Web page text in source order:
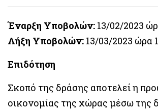
Έναρξη Υποβολών: 13/02/2023
Λήξη Υποβολών: 13/03/2023 ώρα
Επιδότηση
Σκοπό της δράσης αποτελεί η
οικονομίας της χώρας μέσω της